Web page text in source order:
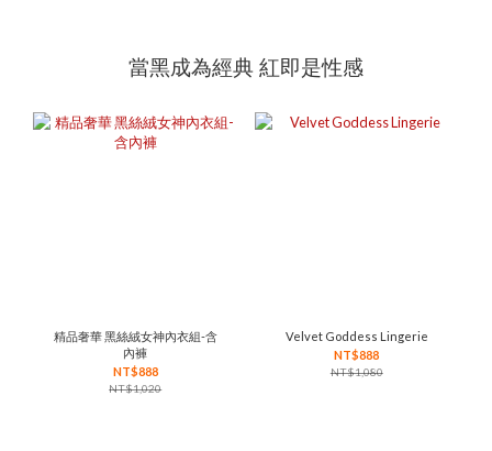
當黑成為經典 紅即是性感
精品奢華 黑絲絨女神內衣組-含
內褲
NT$888
NT$1,020
Velvet Goddess Lingerie
NT$888
NT$1,080